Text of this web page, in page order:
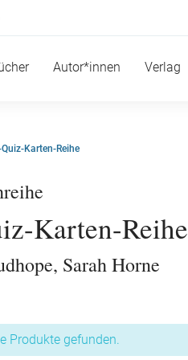
Autor*innen Verlag
Karten-Reihe
Karten-Reihe
, Sarah Horne
Produkte gefunden.